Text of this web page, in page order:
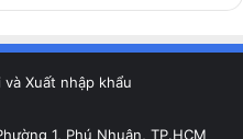
Xuất nhập khẩu
1, Phú Nhuận, TP.HCM